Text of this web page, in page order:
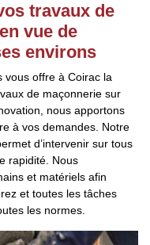
travaux de
vue de
environs
vous offre à Coirac la
de maçonnerie sur
nous apportons
à vos demandes. Notre
d’intervenir sur tous
rapidité. Nous
et matériels afin
et toutes les tâches
les normes.